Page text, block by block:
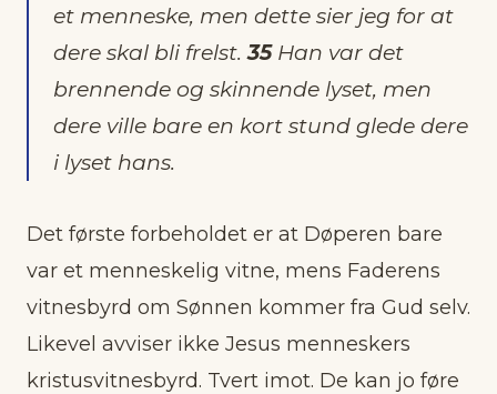
et menneske, men dette sier jeg for at
dere skal bli frelst.35Han var det
brennende og skinnende lyset, men
dere ville bare en kort stund glede dere
i lyset hans.
Det første forbeholdet er at Døperen bare
var et menneskelig vitne, mens Faderens
vitnesbyrd om Sønnen kommer fra Gud selv.
Likevel avviser ikke Jesus menneskers
kristusvitnesbyrd. Tvert imot. De kan jo føre